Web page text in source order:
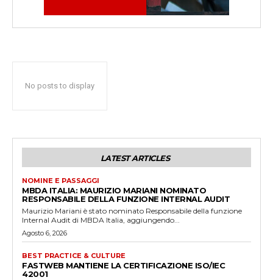
No posts to display
LATEST ARTICLES
NOMINE E PASSAGGI
MBDA ITALIA: MAURIZIO MARIANI NOMINATO
RESPONSABILE DELLA FUNZIONE INTERNAL AUDIT
Maurizio Mariani è stato nominato Responsabile della funzione
Internal Audit di MBDA Italia, aggiungendo...
Agosto 6, 2026
BEST PRACTICE & CULTURE
FASTWEB MANTIENE LA CERTIFICAZIONE ISO/IEC
42001